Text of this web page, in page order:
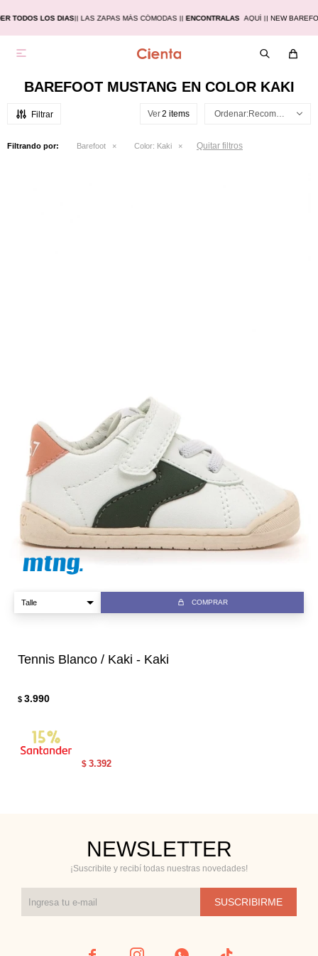
TODOS LOS DIAS|| LAS ZAPAS MÁS CÓMODAS ||ENCONTRALAS AQUÍ || NEW

BAREFOOT MUSTANG EN COLOR KAKI
Ver Recomendados
Filtrando por: Barefoot Color: Kaki Quitar filtros
COMPRAR
Tennis Blanco / Kaki - Kaki
$ 3.990
$ 3.392
NEWSLETTER
¡Suscribite y recibí todas nuestras novedades!
SUSCRIBIRME